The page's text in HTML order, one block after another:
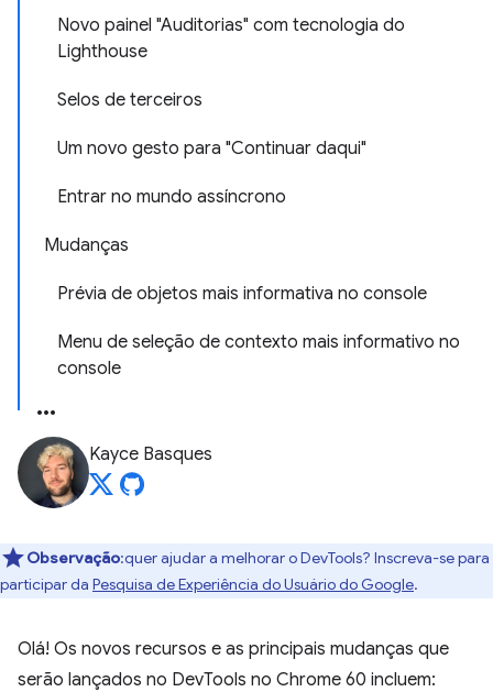
Novo painel "Auditorias" com tecnologia do
Lighthouse
Selos de terceiros
Um novo gesto para "Continuar daqui"
Entrar no mundo assíncrono
Mudanças
Prévia de objetos mais informativa no console
Menu de seleção de contexto mais informativo no
console
Kayce Basques
Observação:quer ajudar a melhorar o DevTools? Inscreva-se para
participar da Pesquisa de Experiência do Usuário do Google.
Olá! Os novos recursos e as principais mudanças que
serão lançados no DevTools no Chrome 60 incluem: